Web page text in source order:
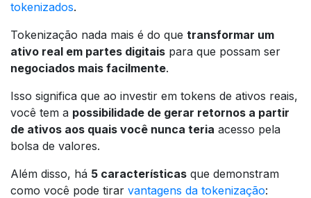
tokenizados.
Tokenização nada mais é do que transformar um
ativo real em partes digitais para que possam ser
negociados mais facilmente.
Isso significa que ao investir em tokens de ativos reais,
você tem a possibilidade de gerar retornos a partir
de ativos aos quais você nunca teria acesso pela
bolsa de valores.
Além disso, há 5 características que demonstram
como você pode tirar vantagens da tokenização: